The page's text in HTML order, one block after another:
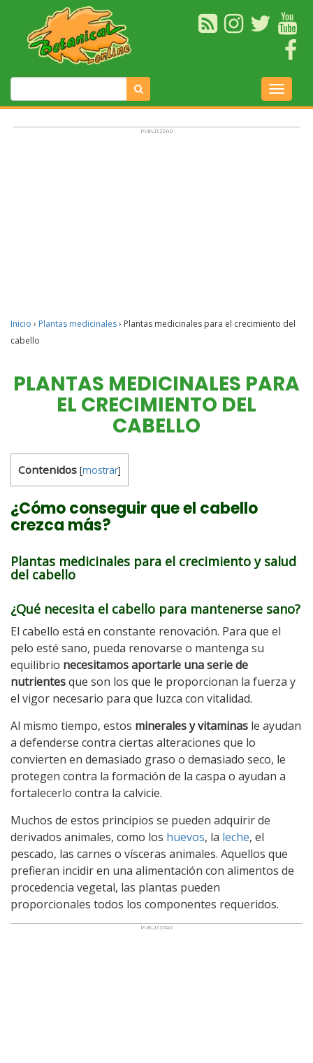
Inicio › Plantas medicinales› Plantas medicinales para el crecimiento del
cabello
PLANTAS MEDICINALES PARA
EL CRECIMIENTO DEL
CABELLO
Contenidos [mostrar]
¿Cómo conseguir que el cabello
crezca más?
Plantas medicinales para el crecimiento y salud
del cabello
¿Qué necesita el cabello para mantenerse sano?
El cabello está en constante renovación. Para que el
pelo esté sano, pueda renovarse o mantenga su
equilibrio necesitamos aportarle una serie de
nutrientesque son los que le proporcionan la fuerza y
el vigor necesario para que luzca con vitalidad.
Al mismo tiempo, estos minerales y vitaminas le ayudan
a defenderse contra ciertas alteraciones que lo
convierten en demasiado graso o demasiado seco, le
protegen contra la formación de la caspa o ayudan a
fortalecerlo contra la calvicie.
Muchos de estos principios se pueden adquirir de
derivados animales, como los huevos, la leche, el
pescado, las carnes o vísceras animales. Aquellos que
prefieran incidir en una alimentación con alimentos de
procedencia vegetal, las plantas pueden
proporcionales todos los componentes requeridos.